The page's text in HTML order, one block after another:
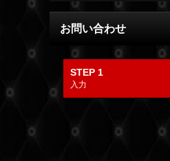
お問い合わせ
STEP 1
入力